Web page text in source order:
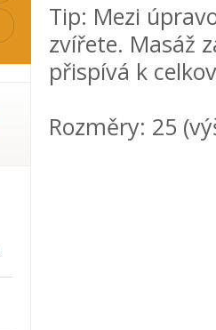
Tip: Mezi
zvířete. Masáž
přispívá k
Rozměry: 25